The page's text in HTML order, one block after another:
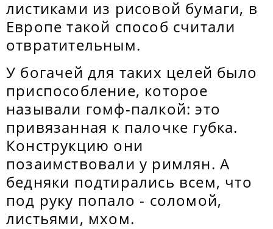
листиками из рисовой бумаги, в
Европе такой способ считали
отвратительным.
У богачей для таких целей было
приспособление, которое
называли гомф-палкой: это
привязанная к палочке губка.
Конструкцию они
позаимствовали у римлян. А
бедняки подтирались всем, что
под руку попало - соломой,
листьями, мхом.